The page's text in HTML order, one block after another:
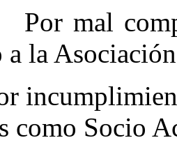
a la
como Socio